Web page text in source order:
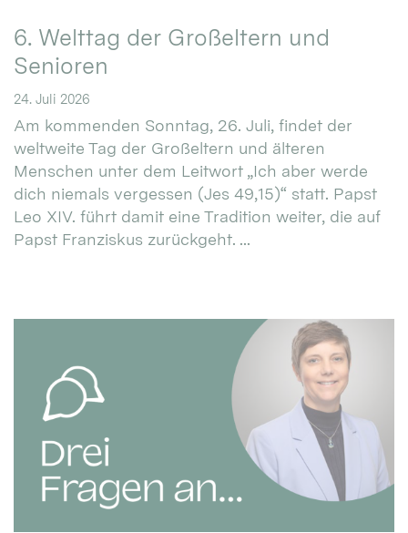
6. Welttag der Großeltern und
Senioren
24. Juli 2026
Am kommenden Sonntag, 26. Juli, findet der
weltweite Tag der Großeltern und älteren
Menschen unter dem Leitwort „Ich aber werde
dich niemals vergessen (Jes 49,15)“ statt. Papst
Leo XIV. führt damit eine Tradition weiter, die auf
Papst Franziskus zurückgeht. ...